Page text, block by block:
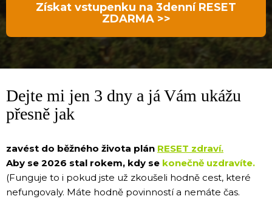
Získat vstupenku na 3denní RESET
ZDARMA >>
Dejte mi jen 3 dny a já Vám ukážu
přesně jak
zavést do běžného života plán RESET zdraví.
Aby se 2026 stal rokem, kdy se konečně uzdravíte.
(Funguje to i pokud jste už zkoušeli hodně cest, které
nefungovaly. Máte hodně povinností a nemáte čas.